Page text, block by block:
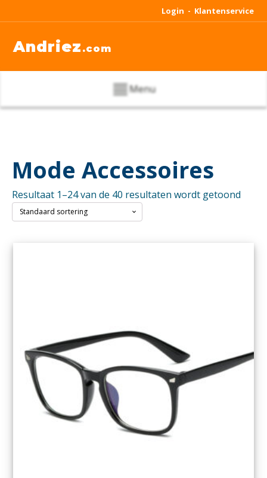
Login - Klantenservice
Andriez .com
Menu
Mode Accessoires
Resultaat 1–24 van de 40 resultaten wordt getoond